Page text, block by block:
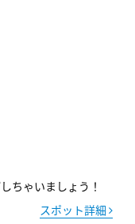
ちゃいましょう！
スポット詳細